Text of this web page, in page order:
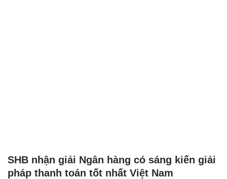
SHB nhận giải Ngân hàng có sáng kiến giải
pháp thanh toán tốt nhất Việt Nam